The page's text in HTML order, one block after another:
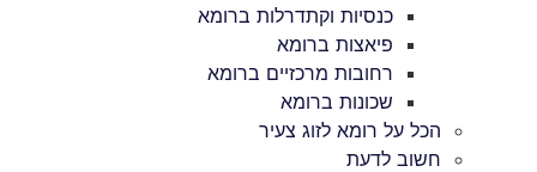
כנסיות וקתדרלות ברומא
פיאצות ברומא
רחובות מרכזיים ברומא
שכונות ברומא
הכל על רומא לזוג צעיר
חשוב לדעת